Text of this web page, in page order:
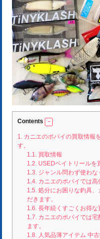
Contents
1. カニエのポパイの買取情報
す。
1.1.買取情報
1.2.USEDベイトリールを
1.3.ジャンル問わず使わな
1.4.カニエのポパイでは高
1.5.処分にお困りな釣具、
だきます。
1.6.長年続くすごくお得な
1.7.カニエのポパイでは宅
ます。
1.8.人気品薄アイテム 中